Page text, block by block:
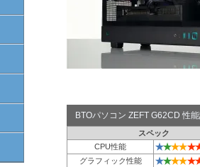
BTOパソコン ZEFT G62CD 性
スペック
CPU性能
★★★★★
グラフィック性能 ★★★★★